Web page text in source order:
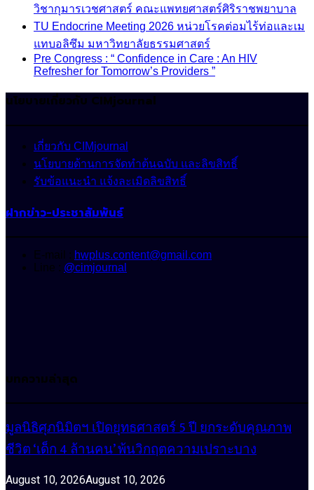
วิชากุมารเวชศาสตร์ คณะแพทยศาสตร์ศิริราชพยาบาล
TU Endocrine Meeting 2026 หน่วยโรคต่อมไร้ท่อและเม
แทบอลิซึม มหาวิทยาลัยธรรมศาสตร์
Pre Congress : “ Confidence in Care : An HIV
Refresher for Tomorrow’s Providers ”
นโยบายเกี่ยวกับ CIMjournal
เกี่ยวกับ CIMjournal
นโยบายด้านการจัดทำต้นฉบับ และลิขสิทธิ์
รับข้อแนะนำ แจ้งละเมิดลิขสิทธิ์
ฝากข่าว-ประชาสัมพันธ์
E-mail : hwplus.content@gmail.com
Line : @cimjournal
บทความล่าสุด
มูลนิธิศุภนิมิตฯ เปิดยุทธศาสตร์ 5 ปี ยกระดับคุณภาพ
ชีวิต ‘เด็ก 4 ล้านคน’ พ้นวิกฤตความเปราะบาง
August 10, 2026August 10, 2026